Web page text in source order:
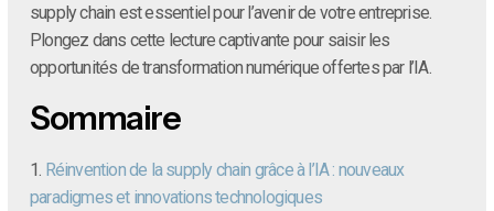
supply chain est essentiel pour l’avenir de votre entreprise.
Plongez dans cette lecture captivante pour saisir les
opportunités de transformation numérique offertes par l’IA.
Sommaire
1. Réinvention de la supply chain grâce à l’IA : nouveaux
paradigmes et innovations technologiques